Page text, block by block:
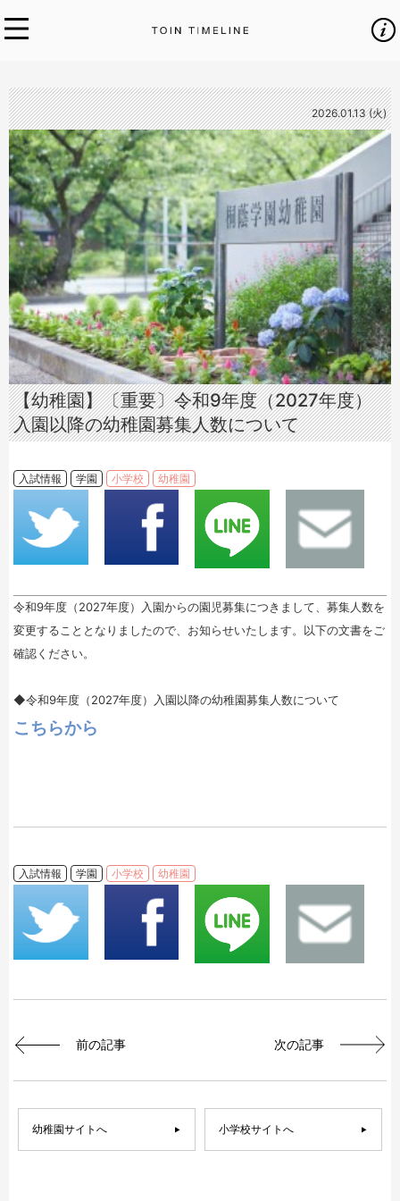
2026.01.13 (火)
【幼稚園】〔重要〕令和9年度（2027年度）
入園以降の幼稚園募集人数について
入試情報 学園 小学校 幼稚園
令和9年度（2027年度）入園からの園児募集につきまして、募集人数を
変更することとなりましたので、お知らせいたします。以下の文書をご
確認ください。
◆令和9年度（2027年度）入園以降の幼稚園募集人数について
こちらから
入試情報 学園 小学校 幼稚園
前の記事 次の記事
幼稚園サイトへ 小学校サイトへ